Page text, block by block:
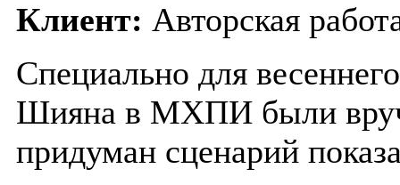
Клиент: Авторская
Специально для
Шияна в МХПИ были
придуман сценарий